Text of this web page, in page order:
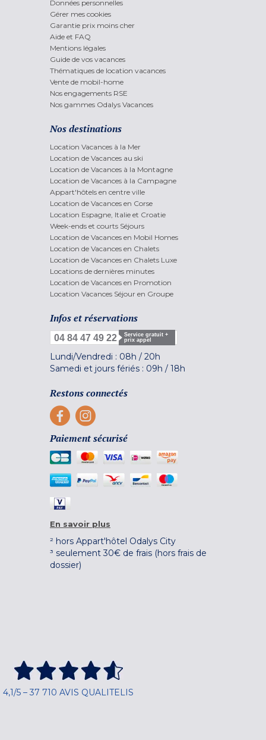
Données personnelles
Gérer mes cookies
Garantie prix moins cher
Aide et FAQ
Mentions légales
Guide de vos vacances
Thématiques de location vacances
Vente de mobil-home
Nos engagements RSE
Nos gammes Odalys Vacances
Nos destinations
Location Vacances à la Mer
Location de Vacances au ski
Location de Vacances à la Montagne
Location de Vacances à la Campagne
Appart'hôtels en centre ville
Location de Vacances en Corse
Location Espagne, Italie et Croatie
Week-ends et courts Séjours
Location de Vacances en Mobil Homes
Location de Vacances en Chalets
Location de Vacances en Chalets Luxe
Locations de dernières minutes
Location de Vacances en Promotion
Location Vacances Séjour en Groupe
Infos et réservations
04 84 47 49 22
Service gratuit +
prix appel
Lundi/Vendredi : 08h / 20h
Samedi et jours fériés : 09h / 18h
Restons connectés
Paiement sécurisé
En savoir plus
² hors Appart'hôtel Odalys City
³ seulement 30€ de frais (hors frais de
dossier)
4,1/5 – 37 710 AVIS QUALITELIS